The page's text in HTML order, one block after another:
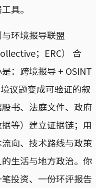
具。
环境报导联盟
；ERC） 合
：跨境报导 + OSINT
议题变成可验证的叙
书、法庭文件、政府
等）建立证据链；用
向、技术路线与政策
生活与地方政治。你
投资、一份环评报告